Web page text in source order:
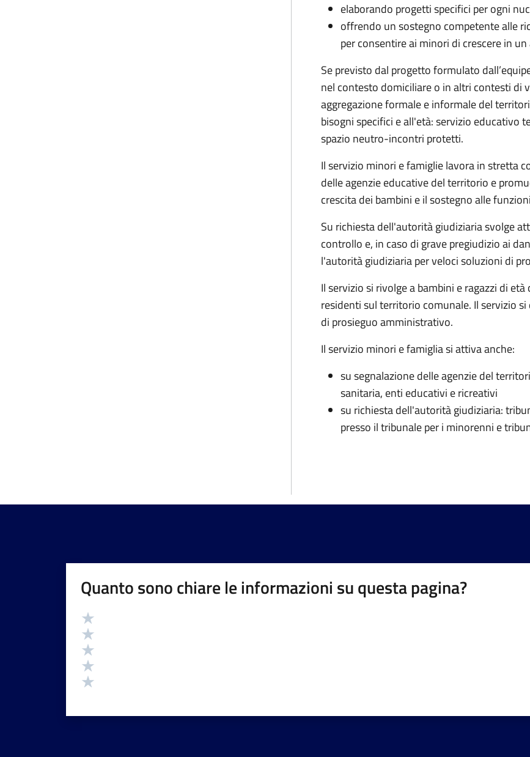
elaborando progetti specifici per ogni
offrendo un sostegno competente alle
per consentire ai minori di crescere in
Se previsto dal progettoformulato
nel contesto domiciliare o in altri contesti di
aggregazione formale e informale del
bisogni specifici e all'età: servizio educativo
spazio neutro-incontri protetti.
Il servizio minori e famiglie lavora in stretta
delle agenzie educative del territorio e
crescita dei bambini e il sostegno alle
Su richiesta dell'autorità giudiziaria svolge
controllo e, in caso di grave pregiudizio ai
l'autorità giudiziaria per veloci soluzioni di
Il servizio si rivolge a bambini e ragazzi di
residenti sul territorio comunale. Il servizio
di prosieguo amministrativo.
Il servizio minori e famiglia si attiva anche:
su segnalazione delle agenzie del
sanitaria, enti educativi e ricreativi
su richiesta dell'autorità giudiziaria:
presso il tribunale per i minorenni e
Quanto sono chiare le informazioni su questa pagina?
Valutazione